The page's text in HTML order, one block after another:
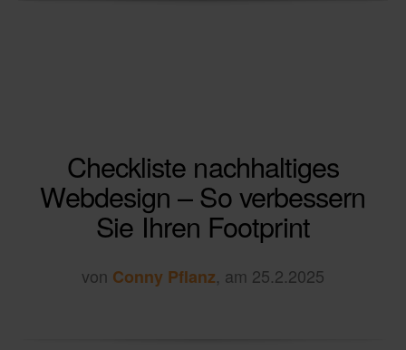
Checkliste nachhaltiges
Webdesign – So verbessern
Sie Ihren Footprint
von Conny Pflanz, am 25.2.2025